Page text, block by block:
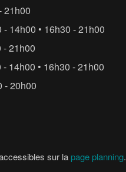
21h00
14h00 • 16h30 - 21h00
- 21h00
14h00 • 16h30 - 21h00
- 20h00
sur la page planning.